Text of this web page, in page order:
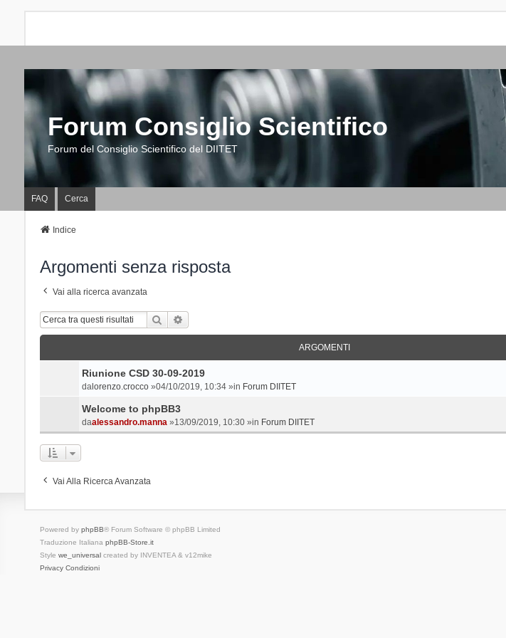
Forum Consiglio Scientifico
Forum del Consiglio Scientifico del DIITET
FAQ Cerca
Indice
Argomenti senza risposta
Vai alla ricerca avanzata
Cerca
ARGOMENTI
Riunione CSD 30-09-2019
dalorenzo.crocco»04/10/2019, 10:34 »in Forum DIITET
Welcome to phpBB3
daalessandro.manna»13/09/2019, 10:30 »in Forum DIITET
Vai Alla Ricerca Avanzata
Powered by phpBB® Forum Software © phpBB Limited
Traduzione Italiana phpBB-Store.it
Style we_universalcreated by INVENTEA & v12mike
Privacy Condizioni